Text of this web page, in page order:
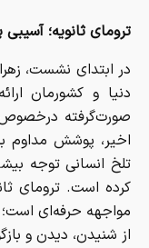
ترومای ثانویه؛
در ابتدای نشست،
دنیا و کشورمان
صورت‌گرفته درخصوص
اخیر، پوشش مداوم
تلخ انسانی توجه
کرده است. ترومای
مواجهه حرفه‌ای است؛
از شنیدن، دیدن و